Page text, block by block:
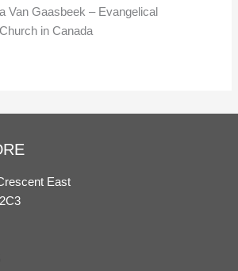
Van Gaasbeek – Evangelical
in Canada
East